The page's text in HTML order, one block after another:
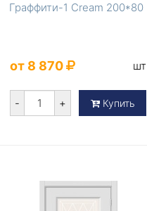
Граффити-1 Cream 200*80
от 8 870 шт
- + Купить